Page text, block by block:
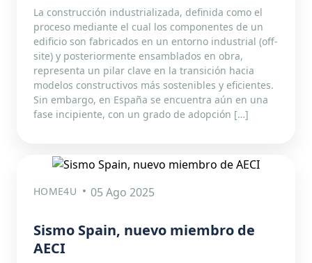
La construcción industrializada, definida como el
proceso mediante el cual los componentes de un
edificio son fabricados en un entorno industrial (off-
site) y posteriormente ensamblados en obra,
representa un pilar clave en la transición hacia
modelos constructivos más sostenibles y eficientes.
Sin embargo, en España se encuentra aún en una
fase incipiente, con un grado de adopción […]
HOME4U 05 Ago 2025
Sismo Spain, nuevo miembro de
AECI